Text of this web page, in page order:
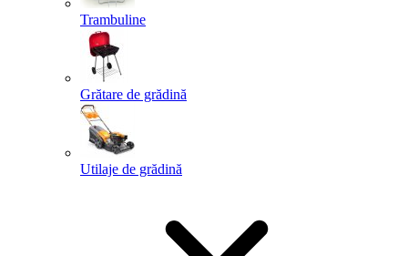
Trambuline
Grătare de grădină
Utilaje de grădină